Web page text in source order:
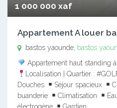
1 000 000 xaf
Appartement A louer
bastos yaounde, bastos
Appartement haut standing
Localisation | Quartier :
Douches
Séjour spacieux
buanderie
Climatisation
électrogène
Gardien…